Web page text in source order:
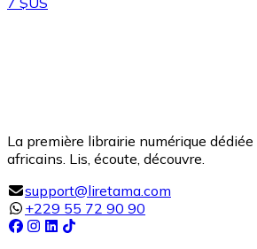
La première librairie numérique dédiée
africains. Lis, écoute, découvre.
support@liretama.com
+229 55 72 90 90